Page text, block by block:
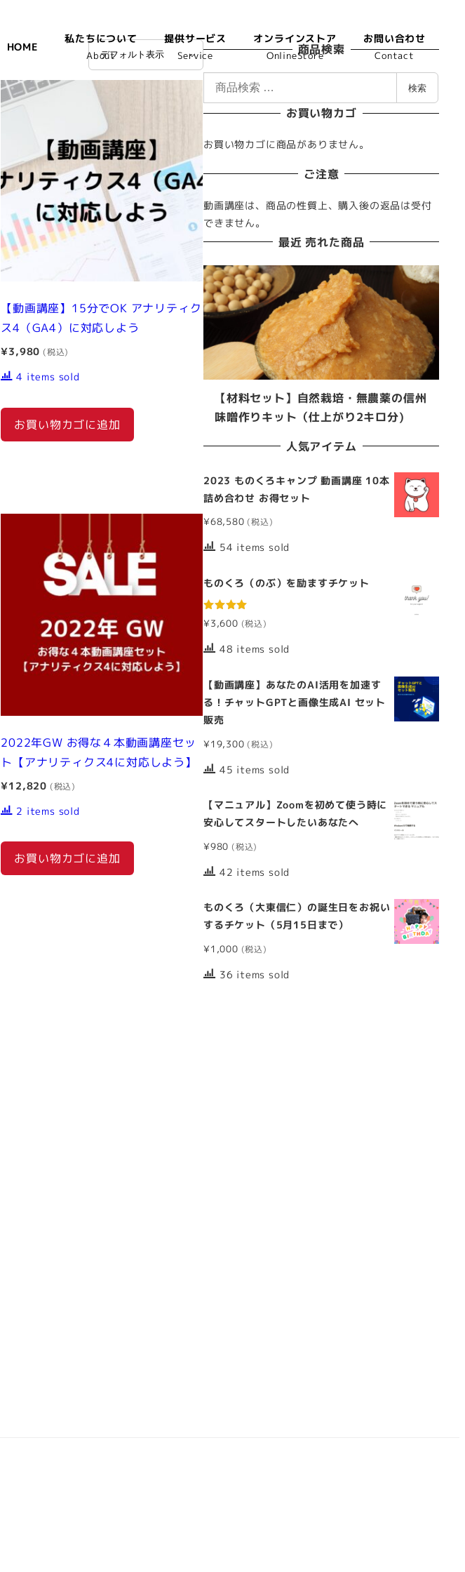
HOME
私たちについて
About
提供サービス
Service
オンラインストア
OnlineStore
お問い合わせ
Contact
【動画講座】15分でOK アナリティク
ス4（GA4）に対応しよう
¥3,980
4 items sold
お買い物カゴに追加
2022年GW お得な４本動画講座セッ
ト【アナリティクス4に対応しよう】
¥12,820
2 items sold
お買い物カゴに追加
商品検索
対
:
検索
お買い物カゴ
お買い物カゴに商品がありません。
ご注意
動画講座は、商品の性質上、購入後の返品は受付
できません。
最近 売れた商品
【材料セット】自然栽培・無農薬の信州
味噌作りキット（仕上がり2キロ分)
人気アイテム
2023 ものくろキャンプ 動画講座 10本
詰め合わせ お得セット
¥68,580
54 items sold
ものくろ（のぶ）を励ますチケット
5段階中
5.00の評価
¥3,600
48 items sold
【動画講座】あなたのAI活用を加速す
る！チャットGPTと画像生成AI セット
販売
¥19,300
45 items sold
【マニュアル】Zoomを初めて使う時に
安心してスタートしたいあなたへ
¥980
42 items sold
ものくろ（大東信仁）の誕生日をお祝い
するチケット（5月15日まで）
¥1,000
36 items sold